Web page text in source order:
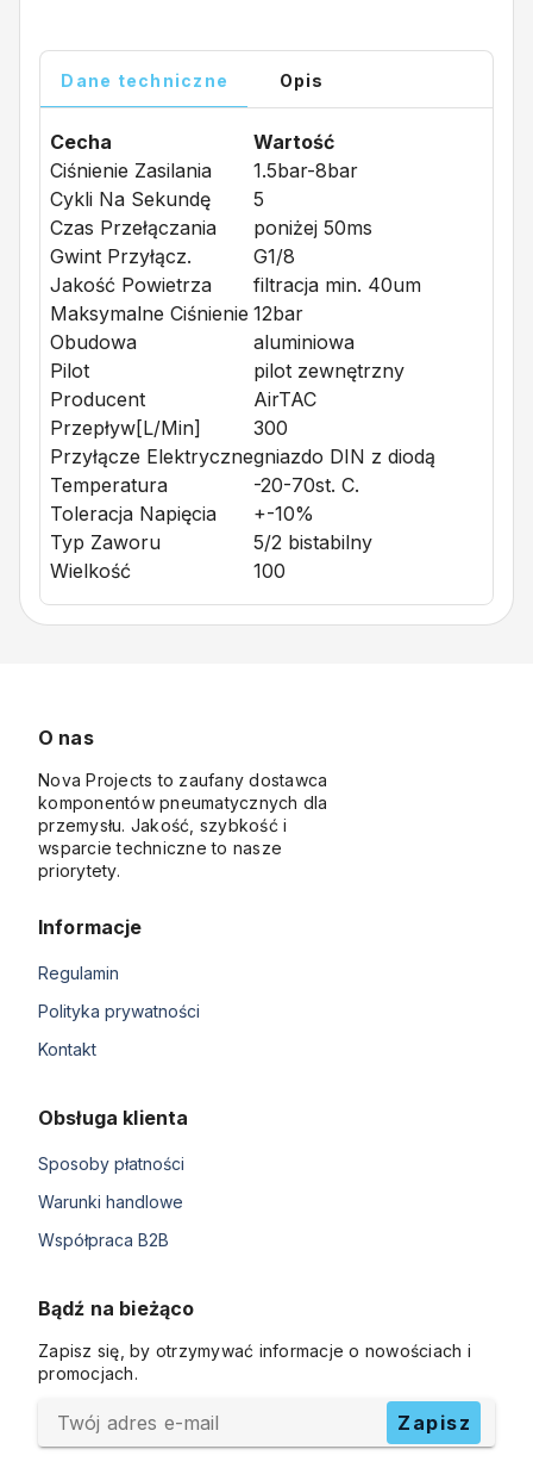
Dane techniczne Opis
Cecha
Wartość
Ciśnienie Zasilania
1.5bar-8bar
Cykli Na Sekundę
5
Czas Przełączania
poniżej 50ms
Gwint Przyłącz.
G1/8
Jakość Powietrza
filtracja min. 40um
Maksymalne Ciśnienie 12bar
Obudowa
aluminiowa
Pilot
pilot zewnętrzny
Producent
AirTAC
Przepływ[l/min]
300
Przyłącze Elektrycznegniazdo DIN z diodą
Temperatura
-20-70st. C.
Toleracja Napięcia
+-10%
Typ Zaworu
5/2 bistabilny
Wielkość
100
O nas
Nova Projects to zaufany dostawca
komponentów pneumatycznych dla
przemysłu. Jakość, szybkość i
wsparcie techniczne to nasze
priorytety.
Informacje
Regulamin
Polityka prywatności
Kontakt
Obsługa klienta
Sposoby płatności
Warunki handlowe
Współpraca B2B
Bądź na bieżąco
Zapisz się, by otrzymywać informacje o nowościach i
promocjach.
Twój adres e-mail Zapisz